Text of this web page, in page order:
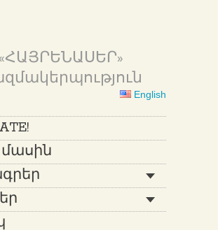
«ՀԱՅՐԵՆԱՍԵՐ»
English